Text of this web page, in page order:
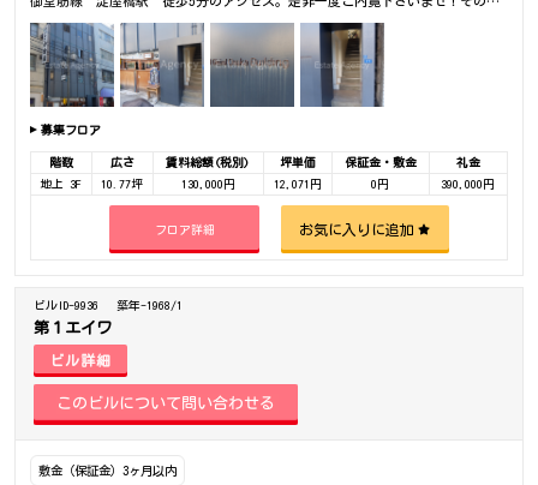
募集フロア
階数 広さ 賃料総額(税別) 坪単価 保証金・敷金
礼金
地上 3F
10.77坪 130,000円 12,071円 0円 390,000円
フロア詳細 お気に入りに追加
ビルID-9936 築年-1968/1
第１エイワ
ビル詳細
敷金（保証金）3ヶ月以内